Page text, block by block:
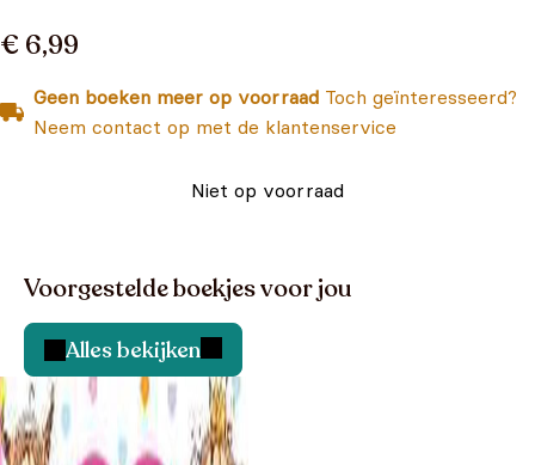
€ 6,99
Geen boeken meer op voorraad Toch geïnteresseerd?
Neem contact op met de klantenservice
Niet op voorraad
Voorgestelde boekjes voor jou
Alles bekijken